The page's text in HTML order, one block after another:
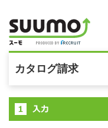
カタログ請求